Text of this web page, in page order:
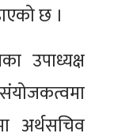
छ ।
उपाध्यक्ष
अर्थसचिव